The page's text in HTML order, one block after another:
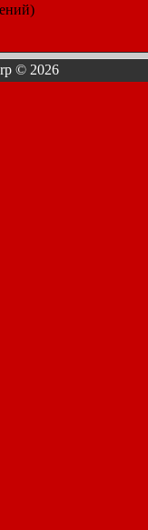
© 2026